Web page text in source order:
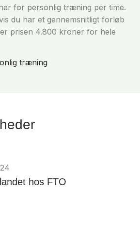
for personlig træning per time.
du har et gennemsnitligt forløb
prisen 4.800 kroner for hele
træning
hos FTO